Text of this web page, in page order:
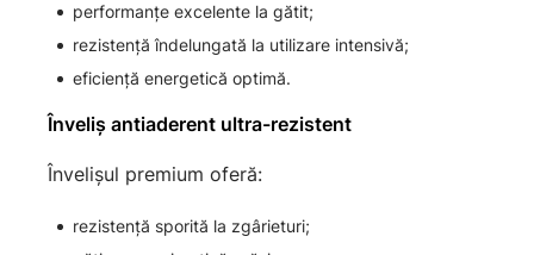
performanțe excelente la gătit;
rezistență îndelungată la utilizare intensivă;
eficiență energetică optimă.
Înveliș antiaderent ultra-rezistent
Învelișul premium oferă:
rezistență sporită la zgârieturi;